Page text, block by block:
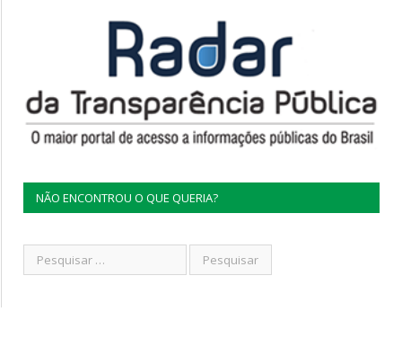
NÃO ENCONTROU O QUE QUERIA?